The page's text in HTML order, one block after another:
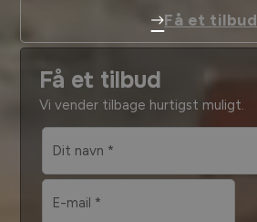
Få et tilbud
Vi vender tilbage hurtigst muligt.
Få et tilbud